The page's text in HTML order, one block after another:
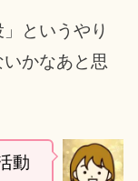
というやり
かなあと思
動